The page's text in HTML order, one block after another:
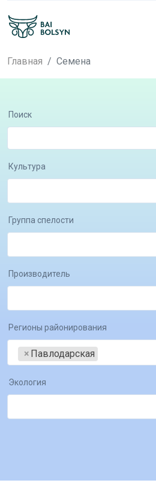
Главная Семена
Поиск
Культура
Группа спелости
Производитель
Регионы районирования
× Павлодарская
Экология